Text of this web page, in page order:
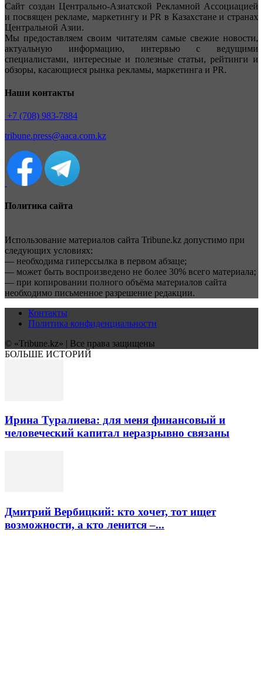
Сайт создан Центрально-Азиатской Рекламной Ассоциацией
и посвящен рекламе, маркетингу и PR в Казахстане и странах
Центральной Азии.
Мы предоставляем своим читателям самые свежие новости,
актуальную информацию, интервью с ведущими
специалистами, интересные и полезные статьи, рейтинги и
обзоры, касающиеся рынка рекламы, маркетинга и PR.
Наши контакты
+7 (708) 983-7884
tribune.press@aaca.com.kz
Политика сайта
Использование материалов сайта Tribune.kz допустимо при
следующих условиях:
— необходима гиперссылка в первом абзаце;
— может быть воспроизведено не более 30% всего материала;
— при копировании полного объёма материалов сайта
необходимо письменное разрешение редакции.
Контакты
Политика конфиденциальности
© «Tribune.kz» | Все права защищены
БОЛЬШЕ ИСТОРИЙ
Ирина Туралиева: для меня финансовый и
человеческий капитал неразрывно связаны
Дмитрий Вербицкий: кто хочет, тот ищет
возможности, а кто ленится –...